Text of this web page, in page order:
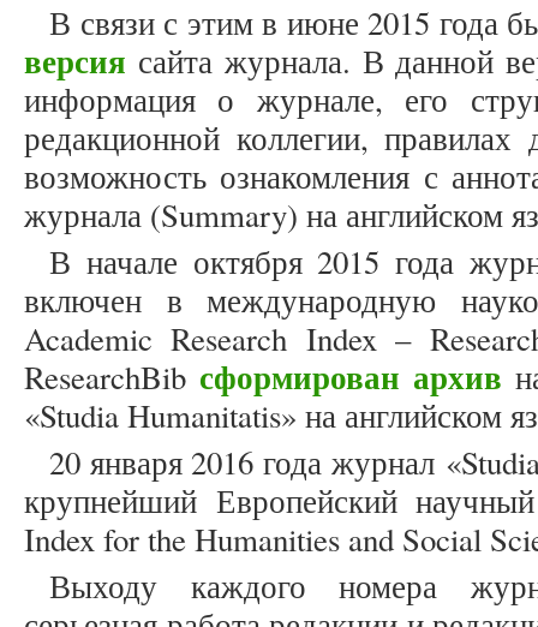
В связи с этим в июне 2015 года
версия сайта журнала. В данной
информация о журнале, его
редакционной коллегии,
возможность ознакомления с
журнала (Summary) на английском
В начале октября 2015 года
включен в международную
Academic Research Index –
ResearchBib сформирован архив
«Studia Humanitatis» на английском
20 января 2016 года журнал
крупнейший Европейский
Index for the Humanities and Social
Выходу каждого номера